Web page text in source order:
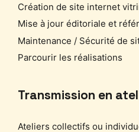
Création de site internet
Mise à jour éditoriale et
Maintenance / Sécurité de
Parcourir les réalisations
Transmission en
Ateliers collectifs ou